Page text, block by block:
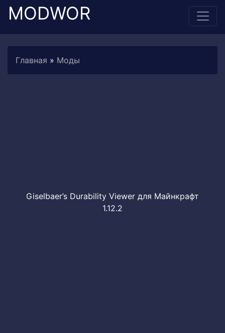
MODWOR
Главная » Моды
Giselbaer’s Durability Viewer для Майнкрафт
1.12.2